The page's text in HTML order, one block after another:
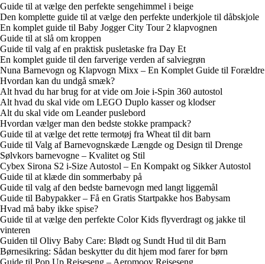
Guide til at vælge den perfekte sengehimmel i beige
Den komplette guide til at vælge den perfekte underkjole til dåbskjole
En komplet guide til Baby Jogger City Tour 2 klapvognen
Guide til at slå om kroppen
Guide til valg af en praktisk pusletaske fra Day Et
En komplet guide til den farverige verden af salviegrøn
Nuna Barnevogn og Klapvogn Mixx – En Komplet Guide til Forældre
Hvordan kan du undgå smæk?
Alt hvad du har brug for at vide om Joie i-Spin 360 autostol
Alt hvad du skal vide om LEGO Duplo kasser og klodser
Alt du skal vide om Leander puslebord
Hvordan vælger man den bedste stokke prampack?
Guide til at vælge det rette termotøj fra Wheat til dit barn
Guide til Valg af Barnevognskæde Længde og Design til Drenge
Sølvkors barnevogne – Kvalitet og Stil
Cybex Sirona S2 i-Size Autostol – En Kompakt og Sikker Autostol
Guide til at klæde din sommerbaby på
Guide til valg af den bedste barnevogn med langt liggemål
Guide til Babypakker – Få en Gratis Startpakke hos Babysam
Hvad må baby ikke spise?
Guide til at vælge den perfekte Color Kids flyverdragt og jakke til
vinteren
Guiden til Olivy Baby Care: Blødt og Sundt Hud til dit Barn
Børnesikring: Sådan beskytter du dit hjem mod farer for børn
Guide til Pop Up Rejseseng – Aeromoov Rejseseng